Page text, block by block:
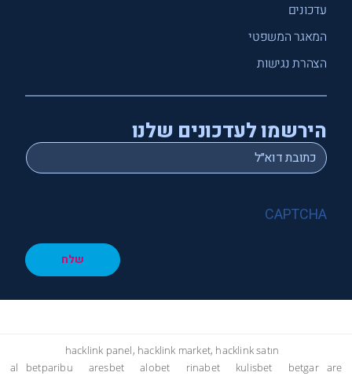
עדכונים
המאגר המשפטי
הצהרת נגישות
הירשמו לעדכונים שלנו
Email
*
CAPTCHA
שלח
hacklink panel, hacklink market, hacklink satın
al
betparibu aresbet alobet rinabet kulisbet betgar
are